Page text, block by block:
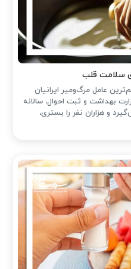
سلامت قلب
عامل مرگ‌ومیر ایرانیان
بهداشت و ثبت احوال، سالانه
نفر را می‌گیرد و هزاران نفر را بستری،